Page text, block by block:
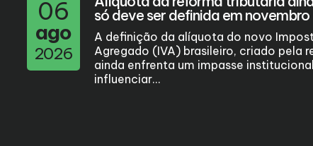
06
ago
2026
só deve ser definida em novembro
A definição da alíquota do novo
Agregado (IVA) brasileiro, criado pela
ainda enfrenta um impasse
influenciar...